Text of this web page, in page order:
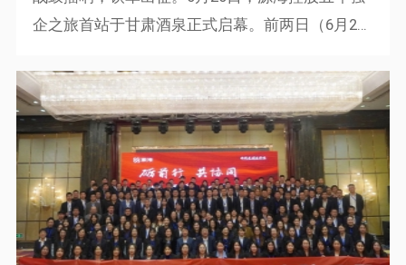
企之旅首站于甘肃酒泉正式启幕。前两日（6月26
升，通过“三三战略”...